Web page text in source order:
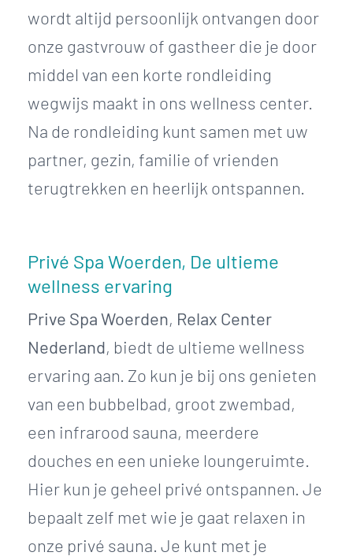
wordt altijd persoonlijk ontvangen door
onze gastvrouw of gastheer die je door
middel van een korte rondleiding
wegwijs maakt in ons wellness center.
Na de rondleiding kunt samen met uw
partner, gezin, familie of vrienden
terugtrekken en heerlijk ontspannen.
Privé Spa Woerden, De ultieme
wellness ervaring
Prive Spa Woerden, Relax Center
Nederland, biedt de ultieme wellness
ervaring aan. Zo kun je bij ons genieten
van een bubbelbad, groot zwembad,
een infrarood sauna, meerdere
douches en een unieke loungeruimte.
Hier kun je geheel privé ontspannen. Je
bepaalt zelf met wie je gaat relaxen in
onze privé sauna. Je kunt met je